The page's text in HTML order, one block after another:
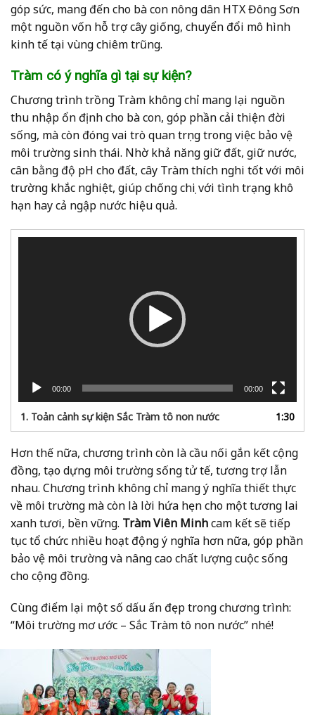
góp sức, mang đến cho bà con nông dân HTX Đông Sơn
một nguồn vốn hỗ trợ cây giống, chuyển đổi mô hình
kinh tế tại vùng chiêm trũng.
Tràm có ý nghĩa gì tại sự kiện?
Chương trình trồng Tràm không chỉ mang lại nguồn
thu nhập ổn định cho bà con, góp phần cải thiện đời
sống, mà còn đóng vai trò quan trọng trong việc bảo vệ
môi trường sinh thái. Nhờ khả năng giữ đất, giữ nước,
cân bằng độ pH cho đất, cây Tràm thích nghi tốt với môi
trường khắc nghiệt, giúp chống chọi với tình trạng khô
hạn hay cả ngập nước hiệu quả.
00:00 00:00
1. Toản cảnh sự kiện Sắc Tràm tô non nước 1:30
Hơn thế nữa, chương trình còn là cầu nối gắn kết cộng
đồng, tạo dựng môi trường sống tử tế, tương trợ lẫn
nhau. Chương trình không chỉ mang ý nghĩa thiết thực
về môi trường mà còn là lời hứa hẹn cho một tương lai
xanh tươi, bền vững. Tràm Viên Minhcam kết sẽ tiếp
tục tổ chức nhiều hoạt động ý nghĩa hơn nữa, góp phần
bảo vệ môi trường và nâng cao chất lượng cuộc sống
cho cộng đồng.
Cùng điểm lại một số dấu ấn đẹp trong chương trình:
“Môi trường mơ ước – Sắc Tràm tô non nước” nhé!